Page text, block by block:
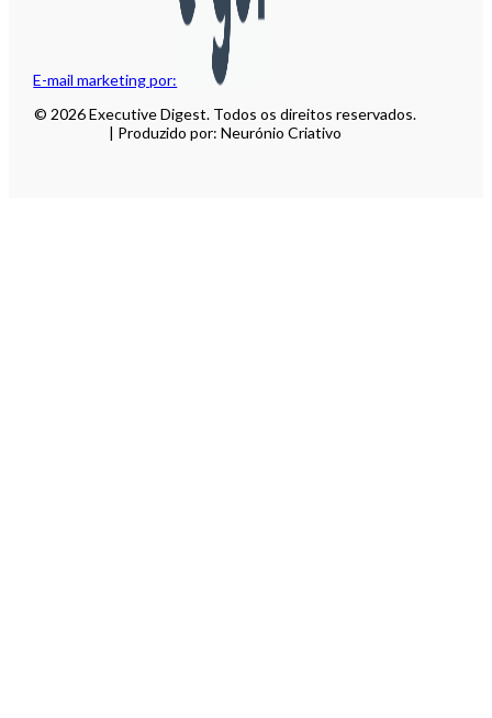
E-mail marketing por:
© 2026 Executive Digest. Todos os direitos reservados.
| Produzido por: Neurónio Criativo